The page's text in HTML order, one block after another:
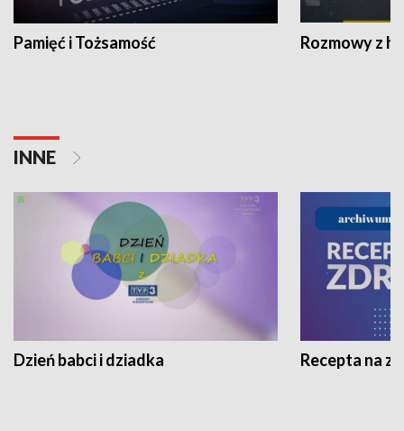
Pamięć i Tożsamość Rozmowy z
INNE
Dzień babci i dziadka Recepta na